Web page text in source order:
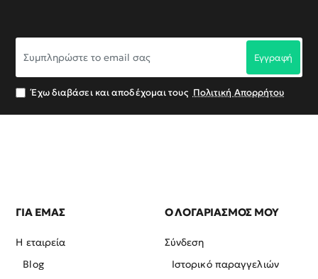
το
σας
Εγγραφή
Έχω διαβάσει και αποδέχομαι τους Πολιτική Απορρήτου
ΓΙΑ ΕΜΑΣ
Η εταιρεία
Blog
Ο ΛΟΓΑΡΙΑΣΜΟΣ ΜΟΥ
Σύνδεση
Ιστορικό παραγγελιών